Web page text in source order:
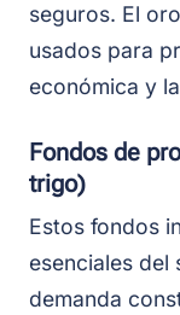
seguros. El
usados para
económica y
Fondos de
trigo)
Estos fondos
esenciales del
demanda